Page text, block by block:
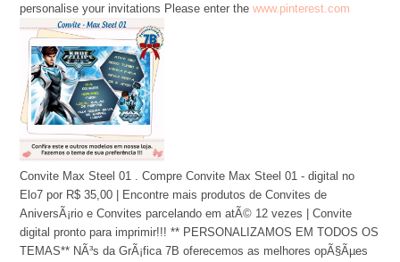
personalise your invitations Please enter the www.pinterest.com
Convite Max Steel 01 . Compre Convite Max Steel 01 - digital no
Elo7 por R$ 35,00 | Encontre mais produtos de Convites de
AniversÃ¡rio e Convites parcelando em atÃ© 12 vezes | Convite
digital pronto para imprimir!!! ** PERSONALIZAMOS EM TODOS OS
TEMAS** NÃ³s da GrÃ¡fica 7B oferecemos as melhores opÃ§Ãµes